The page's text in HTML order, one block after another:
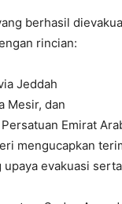
berhasil
rincian:
Jeddah
Mesir, dan
Emirat
mengucapkan
evakuasi